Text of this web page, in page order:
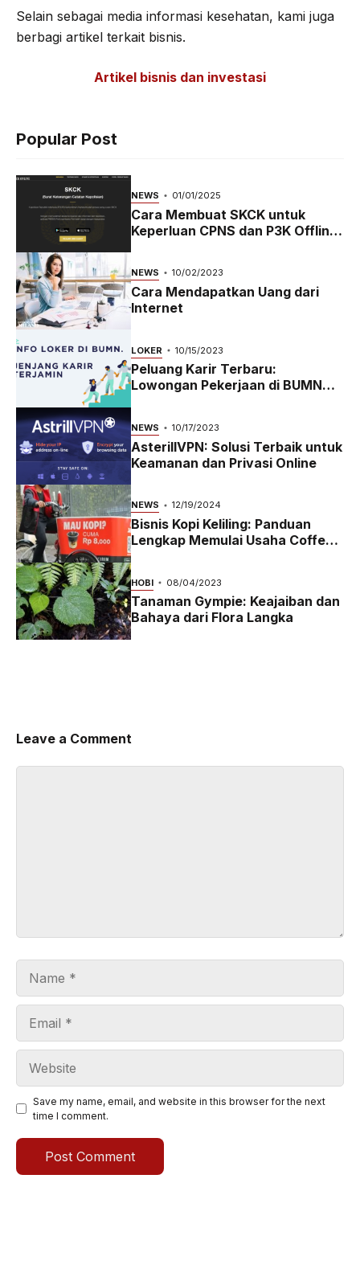
Selain sebagai media informasi kesehatan, kami juga
berbagi artikel terkait bisnis.
Artikel bisnis dan investasi
Popular Post
NEWS 01/01/2025
Cara Membuat SKCK untuk
Keperluan CPNS dan P3K Offline
NEWS 10/02/2023
Cara Mendapatkan Uang dari
Internet
LOKER 10/15/2023
Peluang Karir Terbaru:
Lowongan Pekerjaan di BUMN
NEWS 10/17/2023
AsterillVPN: Solusi Terbaik untuk
Keamanan dan Privasi Online
NEWS 12/19/2024
Bisnis Kopi Keliling: Panduan
Lengkap Memulai Usaha Coffee
Bike yang Menguntungkan di
2024
HOBI 08/04/2023
Tanaman Gympie: Keajaiban dan
Bahaya dari Flora Langka
Leave a Comment
Save my name, email, and website in this browser for the next
time I comment.